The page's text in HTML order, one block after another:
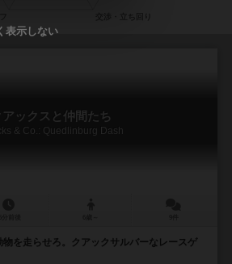
アックスと仲間たち
& Co.: Quedlinburg Dash
を走らせろ。クアックサルバーなレースゲ
表示しない